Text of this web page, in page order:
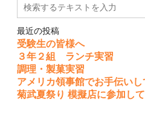
最近の投稿
受験生の皆様へ
３年２組 ランチ実習
調理・製菓実習
アメリカ領事館でお手伝いし
菊武夏祭り 模擬店に参加して